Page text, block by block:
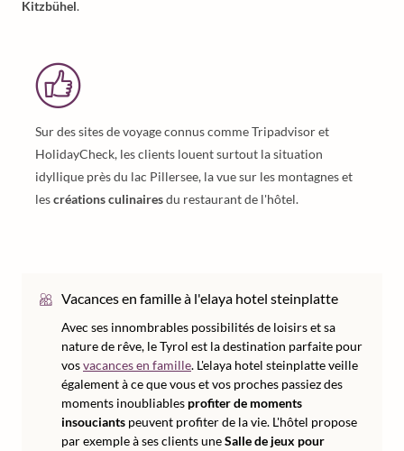
Kitzbühel.
Sur des sites de voyage connus comme Tripadvisor et
HolidayCheck, les clients louent surtout la situation
idyllique près du lac Pillersee, la vue sur les montagnes et
lescréations culinairesdu restaurant de l'hôtel.
Vacances en famille à l'elaya hotel steinplatte
Avec ses innombrables possibilités de loisirs et sa
nature de rêve, le Tyrol est la destination parfaite pour
vosvacances en famille. L'elaya hotel steinplatte veille
également à ce que vous et vos proches passiez des
moments inoubliables profiter de moments
insouciants peuvent profiter de la vie. L'hôtel propose
par exemple à ses clients uneSalle de jeux pour